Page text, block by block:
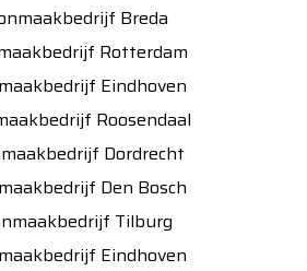
Breda
Rotterdam
Eindhoven
Roosendaal
Dordrecht
Den Bosch
Tilburg
Eindhoven